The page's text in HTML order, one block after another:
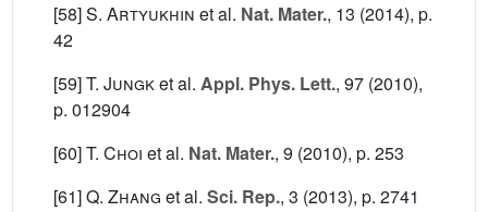
[58]S. Artyukhin et al. Nat. Mater., 13 (2014), p.
42
[59]T. Jungket al. Appl. Phys. Lett., 97 (2010),
p. 012904
[60]T. Choi et al. Nat. Mater., 9 (2010), p. 253
[61]Q. Zhang et al. Sci. Rep., 3 (2013), p. 2741